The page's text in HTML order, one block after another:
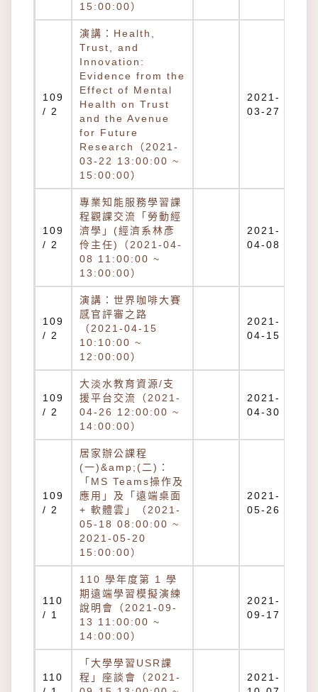
15:00:00）
109
/ 2
演講：Health,
Trust, and
Innovation:
Evidence from the
Effect of Mental
Health on Trust
and the Avenue
for Future
Research（2021-
03-22 13:00:00 ~
15:00:00）
2021-
03-27
109
/ 2
專業知能服務學習課
程觀課交流「勞動經
濟學」(經濟系林彥
伶主任)（2021-04-
08 11:00:00 ~
13:00:00）
2021-
04-08
109
/ 2
演講：世界咖啡大賽
感官評審之路
（2021-04-15
10:10:00 ~
12:00:00）
2021-
04-15
109
/ 2
大淡水教育資源/支
援平台交流（2021-
04-26 12:00:00 ~
14:00:00）
2021-
04-30
109
/ 2
居家辦公課程
(一)&amp;(二)：
「MS Teams操作及
應用」及「遠端桌面
+ 軟體雲」（2021-
05-18 08:00:00 ~
2021-05-20
15:00:00）
2021-
05-26
110
/ 1
110 學年度第 1 學
期遠端學習模擬演練
說明會（2021-09-
13 11:00:00 ~
14:00:00）
2021-
09-17
110
「大學學習USR課
程」座談會（2021-
2021-